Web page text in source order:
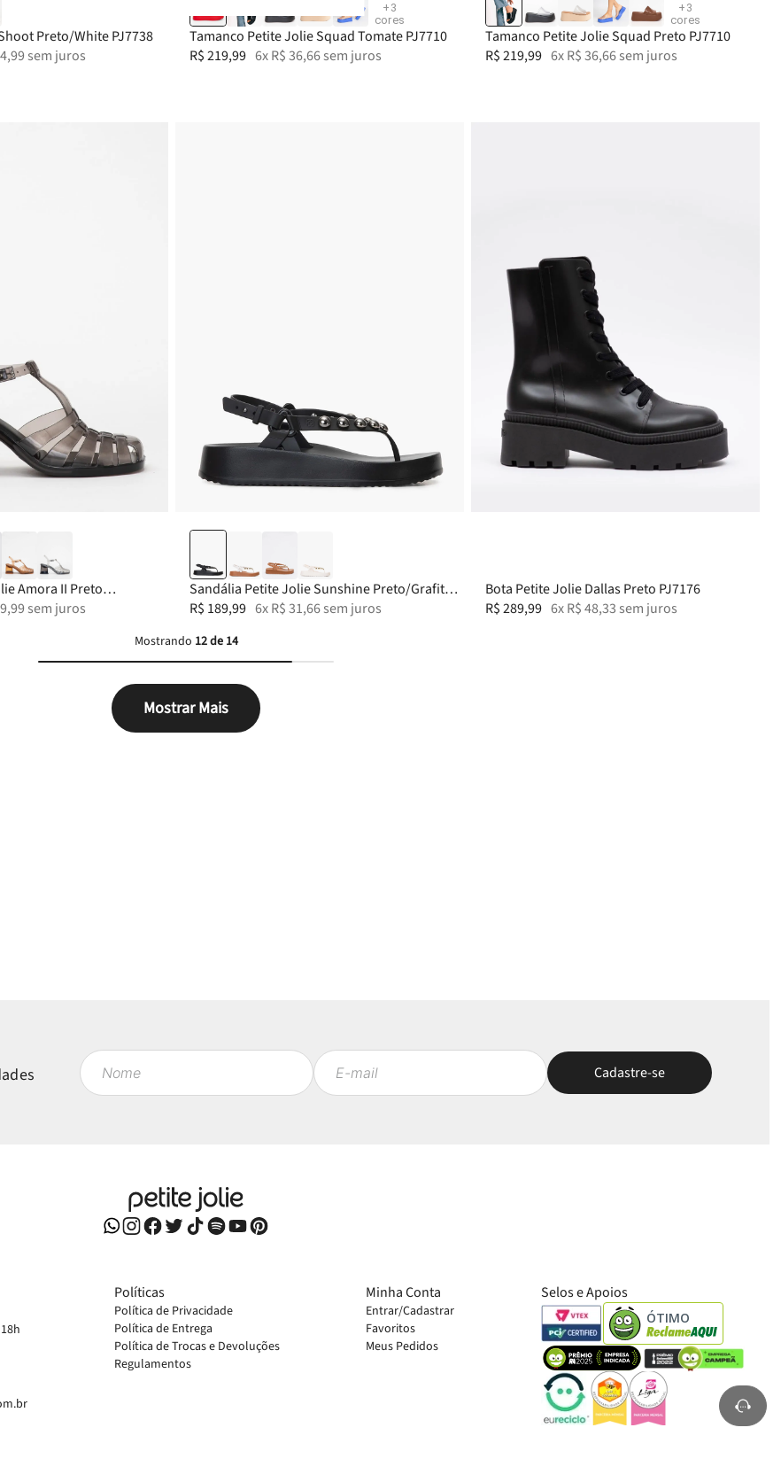
Preto/White PJ7738
,99 sem juros
+ 3
cores
Tamanco Petite Jolie Squad Tomate PJ7710
R$219,99 6xR$36,66sem juros
+ 3
cores
Tamanco Petite Jolie Squad Preto PJ7710
R$219,99 6xR$36,66sem juros
39-40
35 36 38 39-40
Amora II Preto
,99 sem juros
33-34 35
Sandália Petite Jolie Sunshine Preto/Grafite
PJ7181II
R$ 189,99 6xR$31,66sem juros
Bota Petite Jolie Dallas Preto PJ7176
R$289,99 6xR$48,33 sem juros
Mostrando 12 de 14
Mostrar Mais
Políticas
Política de Privacidade
Política de Entrega
Política de Trocas e Devoluções
Regulamentos
Minha Conta
Entrar/Cadastrar
Favoritos
Meus Pedidos
Selos e Apoios
ÓTIMO